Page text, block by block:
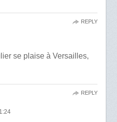
se plaise à Versailles,
REPLY
REPLY